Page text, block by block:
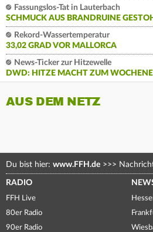
Fassungslos-Tat in Lauterbach
SCHMUCK AUS BRANDRUINE
Rekord-Wassertemperatur
33,02 GRAD VOR MALLORCA
News-Ticker zur Hitzewelle
DWD: HITZE MACHT ZUM
AUS DEM NETZ
Du bist hier: www.FFH.de >>>
RADIO
FFH Live
80er Radio
90er Radio